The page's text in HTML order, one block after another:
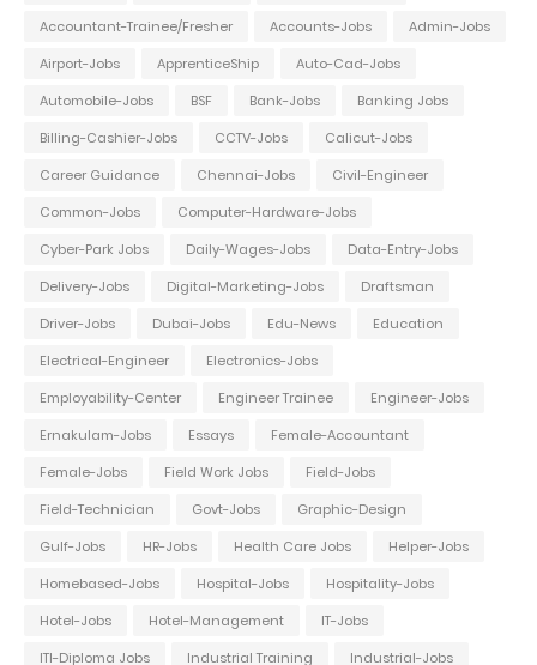
Accountant-Trainee/Fresher Accounts-Jobs
Admin-Jobs
Airport-Jobs
ApprenticeShip
Auto-Cad-Jobs
Automobile-Jobs
BSF Bank-Jobs
Banking Jobs
Billing-Cashier-Jobs
CCTV-Jobs
Calicut-Jobs
Career Guidance
Chennai-Jobs
Civil-Engineer
Common-Jobs
Computer-Hardware-Jobs
Cyber-Park Jobs
Daily-Wages-Jobs
Data-Entry-Jobs
Delivery-Jobs
Digital-Marketing-Jobs
Draftsman
Driver-Jobs
Dubai-Jobs Edu-News
Education
Electrical-Engineer
Electronics-Jobs
Employability-Center
Engineer Trainee
Engineer-Jobs
Ernakulam-Jobs
Essays
Female-Accountant
Female-Jobs
Field Work Jobs
Field-Jobs
Field-Technician
Govt-Jobs
Graphic-Design
Gulf-Jobs
HR-Jobs Health Care Jobs
Helper-Jobs
Homebased-Jobs
Hospital-Jobs
Hospitality-Jobs
Hotel-Jobs
Hotel-Management
IT-Jobs
ITI-Diploma Jobs
Industrial Training
Industrial-Jobs